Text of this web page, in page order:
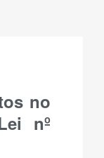
no
nº